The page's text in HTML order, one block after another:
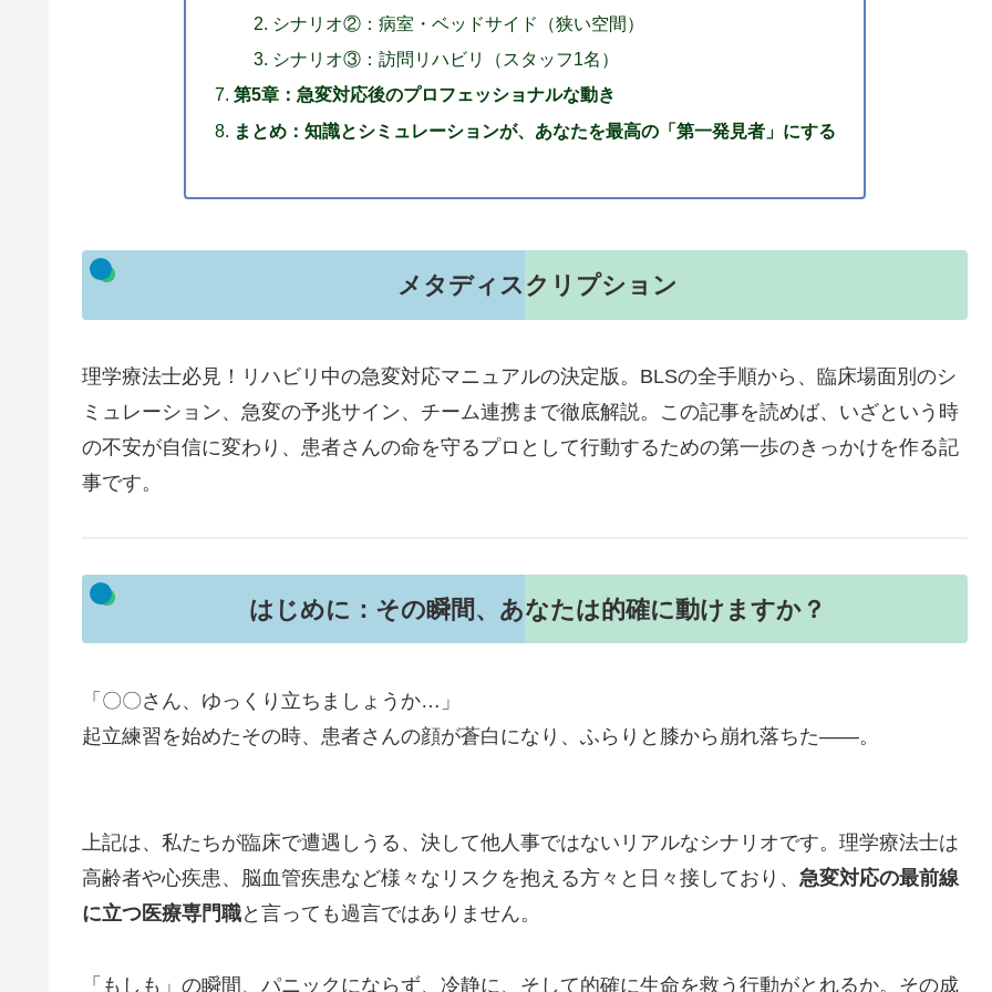
シナリオ②：病室・ベッドサイド（狭い空間）
シナリオ③：訪問リハビリ（スタッフ1名）
第5章：急変対応後のプロフェッショナルな動き
まとめ：知識とシミュレーションが、あなたを最高の「第一発見者」にする
メタディスクリプション
理学療法士必見！リハビリ中の急変対応マニュアルの決定版。BLSの全手順から、臨床場面別のシ
ミュレーション、急変の予兆サイン、チーム連携まで徹底解説。この記事を読めば、いざという時
の不安が自信に変わり、患者さんの命を守るプロとして行動するための第一歩のきっかけを作る記
事です。
はじめに：その瞬間、あなたは的確に動けますか？
「〇〇さん、ゆっくり立ちましょうか…」
起立練習を始めたその時、患者さんの顔が蒼白になり、ふらりと膝から崩れ落ちた――。
上記は、私たちが臨床で遭遇しうる、決して他人事ではないリアルなシナリオです。理学療法士は
高齢者や心疾患、脳血管疾患など様々なリスクを抱える方々と日々接しており、 急変対応の最前線
に立つ医療専門職と言っても過言ではありません。
「もしも」の瞬間、パニックにならず、冷静に、そして的確に生命を救う行動がとれるか。その成